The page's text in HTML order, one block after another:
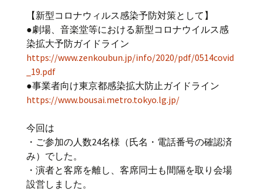
【新型コロナウィルス感染予防対策として】
●劇場、音楽堂等における新型コロナウイルス感
染拡大予防ガイドライン
https://www.zenkoubun.jp/info/2020/pdf/0514covid
_19.pdf
●事業者向け東京都感染拡大防止ガイドライン
https://www.bousai.metro.tokyo.lg.jp/
今回は
・ご参加の人数24名様（氏名・電話番号の確認済
み）でした。
・演者と客席を離し、客席同士も間隔を取り会場
設営しました。